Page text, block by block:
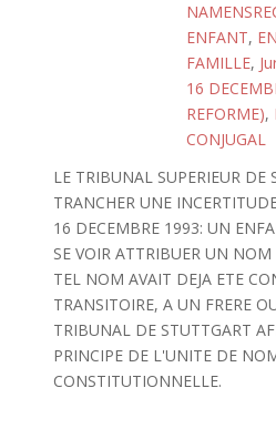
ENFANT,
FAMILLE,
16
REFORME),
CONJUGAL
LE TRIBUNAL SUPERIEUR DE
TRANCHER UNE
16 DECEMBRE 1993: UN
SE VOIR ATTRIBUER UN
TEL NOM AVAIT DEJA ETE
TRANSITOIRE, A UN FRERE
TRIBUNAL DE STUTTGART
PRINCIPE DE L'UNITE DE
CONSTITUTIONNELLE.